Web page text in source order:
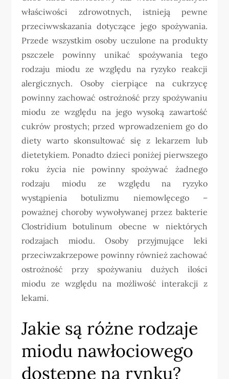
właściwości zdrowotnych, istnieją pewne
przeciwwskazania dotyczące jego spożywania.
Przede wszystkim osoby uczulone na produkty
pszczele powinny unikać spożywania tego
rodzaju miodu ze względu na ryzyko reakcji
alergicznych. Osoby cierpiące na cukrzycę
powinny zachować ostrożność przy spożywaniu
miodu ze względu na jego wysoką zawartość
cukrów prostych; przed wprowadzeniem go do
diety warto skonsultować się z lekarzem lub
dietetykiem. Ponadto dzieci poniżej pierwszego
roku życia nie powinny spożywać żadnego
rodzaju miodu ze względu na ryzyko
wystąpienia botulizmu niemowlęcego –
poważnej choroby wywoływanej przez bakterie
Clostridium botulinum obecne w niektórych
rodzajach miodu. Osoby przyjmujące leki
przeciwzakrzepowe powinny również zachować
ostrożność przy spożywaniu dużych ilości
miodu ze względu na możliwość interakcji z
lekami.
Jakie są różne rodzaje
miodu nawłociowego
dostępne na rynku?